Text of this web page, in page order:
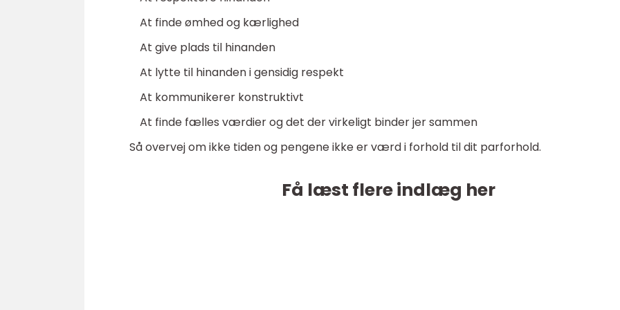
At finde ømhed og kærlighed
At give plads til hinanden
At lytte til hinanden i gensidig respekt
At kommunikerer konstruktivt
At finde fælles værdier og det der virkeligt binder jer sammen
Så overvej om ikke tiden og pengene ikke er værd i forhold til dit parforhold.
Få læst flere indlæg her